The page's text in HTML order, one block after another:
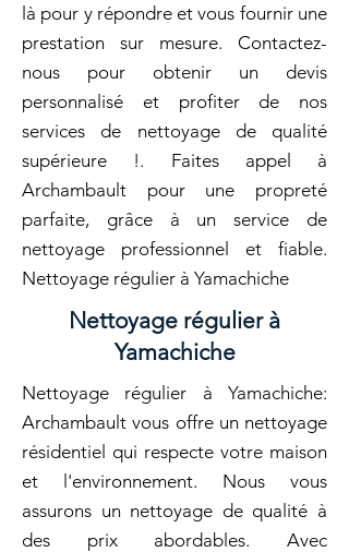
là pour y répondre et vous fournir une
prestation sur mesure. Contactez-
nous pour obtenir un devis
personnalisé et profiter de nos
services de nettoyage de qualité
supérieure !. Faites appel à
Archambault pour une propreté
parfaite, grâce à un service de
nettoyage professionnel et fiable.
Nettoyage régulier à Yamachiche
Nettoyage régulier à
Yamachiche
Nettoyage régulier à Yamachiche:
Archambault vous offre un nettoyage
résidentiel qui respecte votre maison
et l'environnement. Nous vous
assurons un nettoyage de qualité à
des prix abordables. Avec